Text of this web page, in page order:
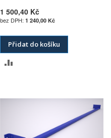
1 500,40 Kč
1 240,00 Kč
Přidat do košíku
POROVNÁNÍ